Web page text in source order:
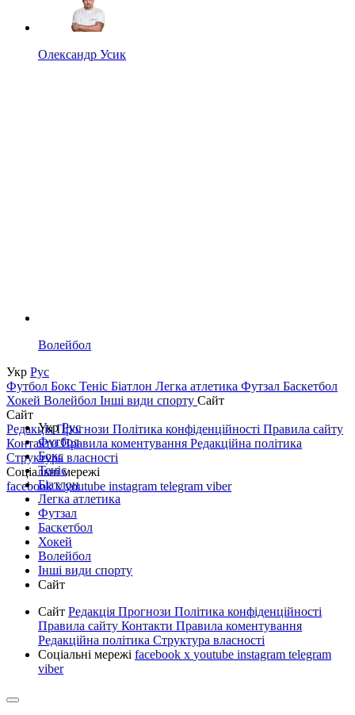
Олександр Усик
Волейбол
Укр Рус
Футбол Бокс Теніс Біатлон Легка атлетика Футзал Баскетбол
Хокей Волейбол Інші види спорту Сайт
Сайт
РедакціяПрогнози Політика конфіденційності Правила сайту
КонтактиПравила коментування Редакційна політика
Структура власності
Соціальні мережі
facebookxyoutube instagram telegram viber
УкрРус
Футбол
Бокс
Теніс
Біатлон
Легка атлетика
Футзал
Баскетбол
Хокей
Волейбол
Інші види спорту
Сайт
Сайт Редакція Прогнози Політика конфіденційності
Правила сайту Контакти Правила коментування
Редакційна політика Структура власності
Соціальні мережі facebook x youtube instagram telegram
viber